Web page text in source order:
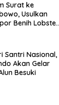
Surat ke
Usulkan
Benih Lobster
Santri Nasional,
Akan Gelar
Besuki